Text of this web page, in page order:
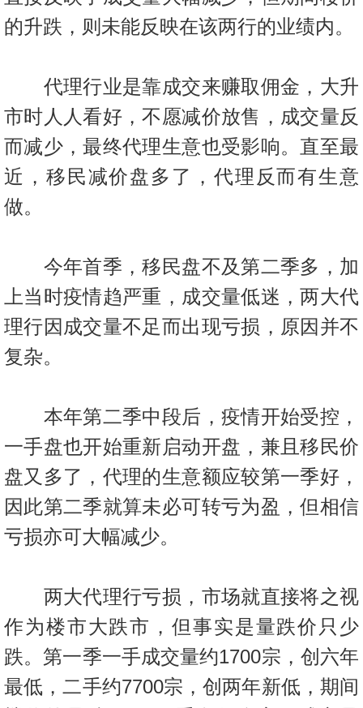
我
们
的升跌，则未能反映在该两行的业绩内。
代理行业是靠成交来赚取佣金，大升
市时人人看好，不愿减价放售，成交量反
而减少，最终代理生意也受影响。直至最
近，移民减价盘多了，代理反而有生意
做。
今年首季，移民盘不及第二季多，加
上当时疫情趋严重，成交量低迷，两大代
理行因成交量不足而出现亏损，原因并不
复杂。
本年第二季中段后，疫情开始受控，
一手盘也开始重新启动开盘，兼且移民价
盘又多了，代理的生意额应较第一季好，
因此第二季就算未必可转亏为盈，但相信
亏损亦可大幅减少。
两大代理行亏损，市场就直接将之视
作为楼市大跌市，但事实是量跌价只少
跌。第一季一手成交量约1700宗，创六年
最低，二手约7700宗，创两年新低，期间